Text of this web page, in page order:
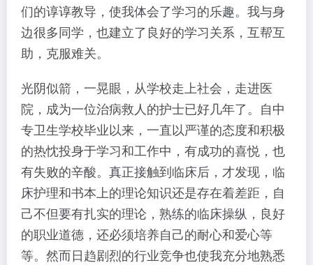
们的谆谆教导，使我体会了学习的乐趣。我与身
边很多同学，也建立了良好的学习关系，互帮互
助，克服难关。
光阴似箭，一晃眼，从学校走上社会，走进医
院，成为一位治病救人的护士已好几年了。自中
专卫生学校毕业以来，一直以严谨的态度和积极
的热忱投身于学习和工作中，有成功的喜悦，也
有失败的辛酸。真正接触到临床后，才发现，临
床护理和书本上的理论知识还是存在着差距，自
己不但要有扎实的理论，熟练的临床操纵，良好
的职业道德，还必须培养自己的耐心和爱心等
等。然而日趋剧烈的行业竞争也使我充分地熟悉